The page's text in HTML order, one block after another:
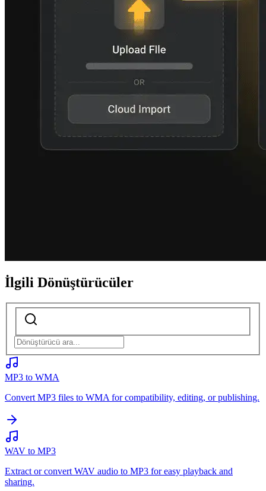
İlgili Dönüştürücüler
MP3 to WMA
Convert MP3 files to WMA for compatibility, editing, or publishing.
WAV to MP3
Extract or convert WAV audio to MP3 for easy playback and
sharing.